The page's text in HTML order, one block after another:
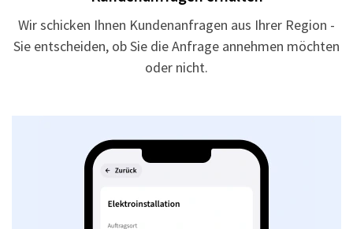
Wir schicken Ihnen Kundenanfragen aus Ihrer Region -
Sie entscheiden, ob Sie die Anfrage annehmen möchten
oder nicht.